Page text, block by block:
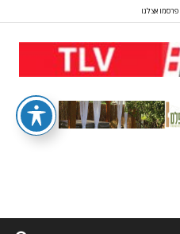
פרסמו אצלנו